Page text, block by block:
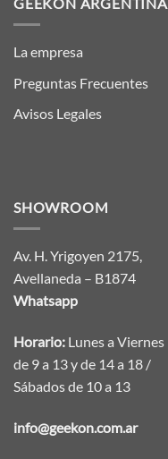
La empresa
Preguntas Frecuentes
Avisos Legales
SHOWROOM
Av. H. Yrigoyen 2175,
Avellaneda – B1874
Whatsapp
Horario: Lunes a Viernes
de 9 a 13 y de 14 a 18 /
Sábados de 10 a 13
info@geekon.com.ar